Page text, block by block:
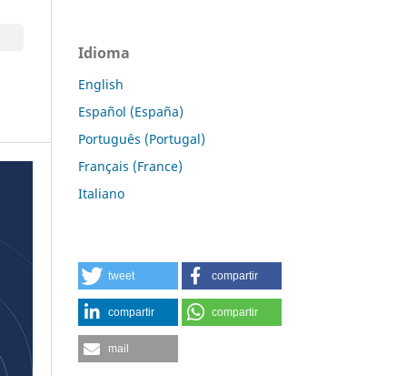
Idioma
English
Español (España)
Português (Portugal)
Français (France)
Italiano
tweet compartir
compartir compartir
mail